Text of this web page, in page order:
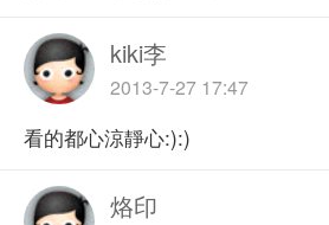
kiki李
2013-7-27 17:47
看的都心涼靜心:):)
烙印